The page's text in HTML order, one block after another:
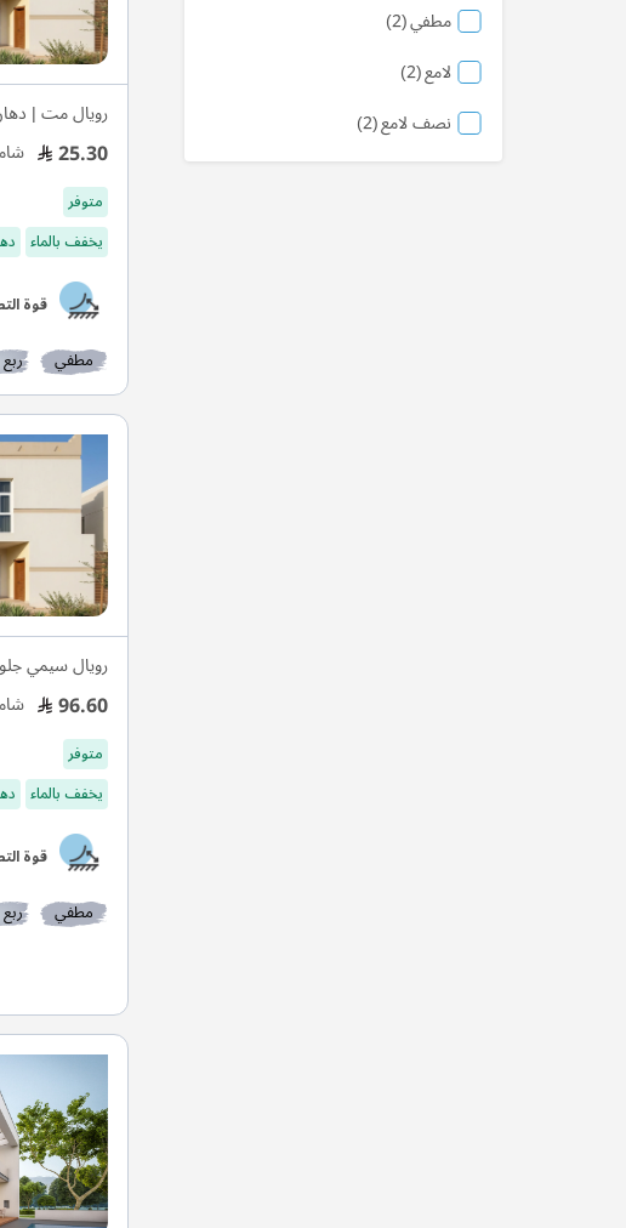
رويال مت |
25.30
متوفر
يخفف بالماء
قوة
مطفي
رويال سيمي
96.60
متوفر
يخفف بالماء
قوة
مطفي
مطفي 2منتج
لامع 2منتج
نصف لامع 2منتج